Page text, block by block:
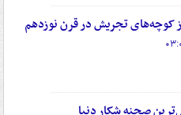
تجریش در قرن نوزدهم